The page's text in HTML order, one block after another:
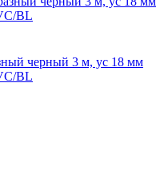
черный 3 м, ус 18 мм
BL